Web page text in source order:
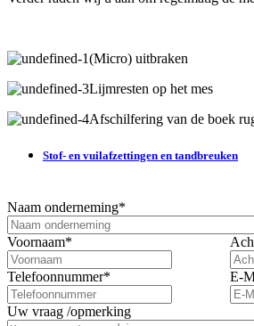
(Micro) uitbraken
Lijmresten op het mes
Afschilfering van de boek
Stof- en vuilafzettingen en tandbreuken
Naam onderneming*
Voornaam*
Telefoonnummer* E-
Uw vraag /opmerking